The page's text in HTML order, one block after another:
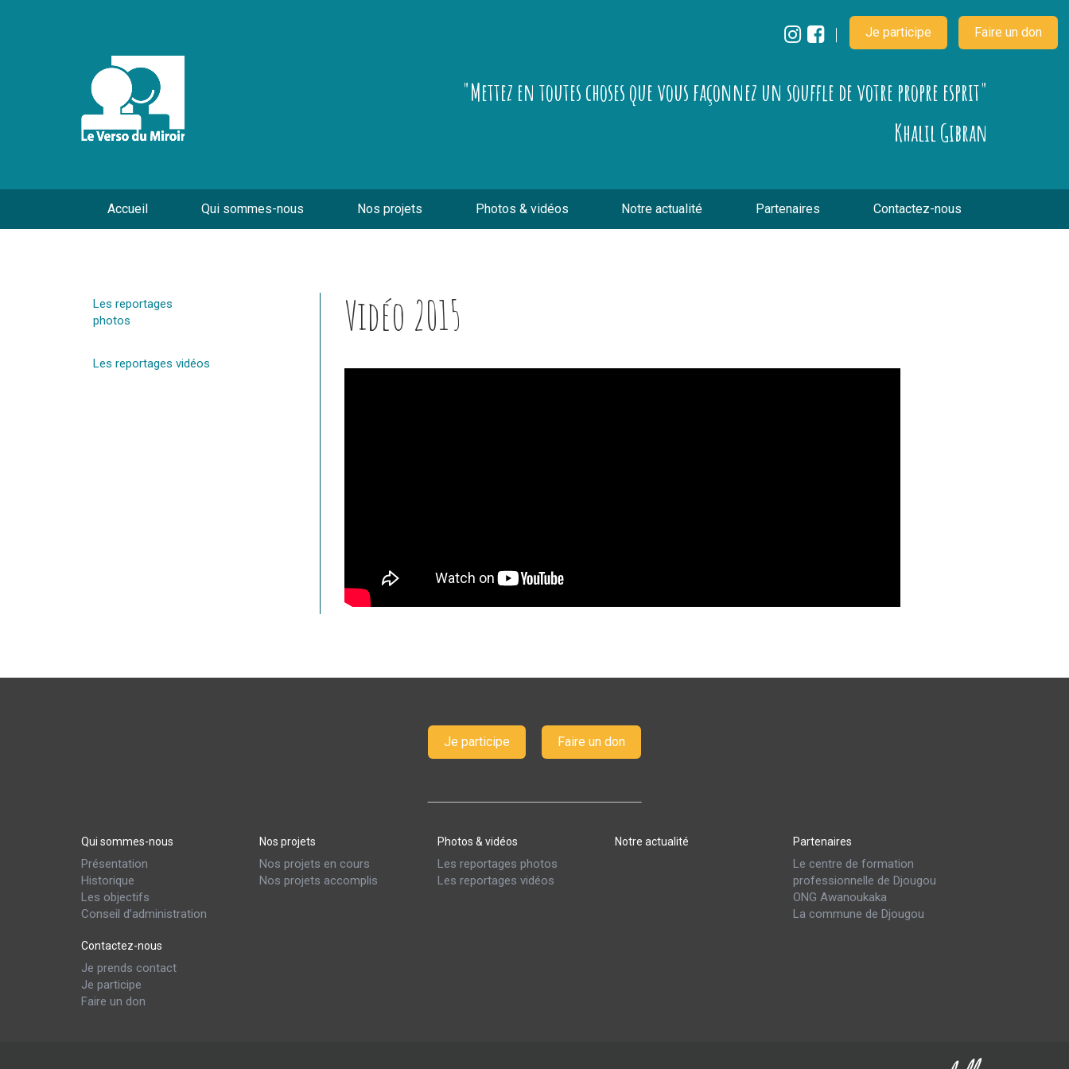
"Mettez en toutes choses que vous façonnez un souffle de votre propre esprit"
Khalil Gibran
Accueil Qui sommes-nous Nos projets Photos & vidéos Notre actualité Partenaires Contactez-nous
Je participe Faire un don
Les reportages
photos
Les reportages vidéos
Vidéo 2015
Je participe Faire un don
Qui sommes-nous
Présentation
Historique
Les objectifs
Conseil d’administration
Nos projets
Nos projets en cours
Nos projets accomplis
Photos & vidéos
Les reportages photos
Les reportages vidéos
Notre actualité Partenaires
Le centre de formation
professionnelle de Djougou
ONG Awanoukaka
La commune de Djougou
Contactez-nous
Je prends contact
Je participe
Faire un don